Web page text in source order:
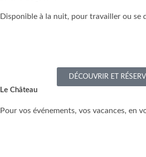
Disponible à la nuit, pour travailler ou se
DÉCOUVRIR ET
Le Château
Pour vos événements, vos vacances, en